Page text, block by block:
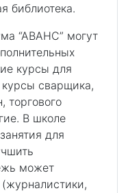
библиотека.
“АВАНС” могут
курсы для
курсы сварщика,
торгового
В школе
для
может